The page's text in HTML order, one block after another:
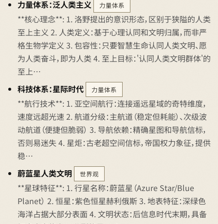
力量体系：泛人类主义
力量体系
**核心理念**: 1. 洛野提出的意识形态，区别于狭隘的人类
至上主义 2. 人类定义：基于心理认同和文明归属，而非严
格生物学定义 3. 包容性：只要智慧生命认同人类文明、愿
为人类奋斗，即为人类 4. 至上目标：'认同人类文明群体'的
至上…
科技体系：星际时代
力量体系
**航行技术**: 1. 亚空间航行：连接遥远星域的奇特维度，
速度远超光速 2. 航道分级：主航道（稳定但耗能）、次级波
动航道（便捷但脆弱） 3. 导航依赖：精确星图和导航信标，
否则易迷失 4. 星炬：古老超空间信标，帝国权力象征，提供
稳…
蔚蓝星人类文明
世界观
**星球特征**: 1. 行星名称：蔚蓝星（Azure Star/Blue
Planet） 2. 恒星：紫色恒星赫利俄斯 3. 地表特征：深绿色
海洋占据大部分表面 4. 文明状态：后信息时代末期，具备